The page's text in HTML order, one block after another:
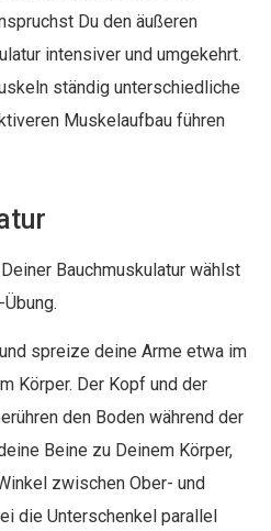
Du den äußeren
intensiver und umgekehrt.
ständig unterschiedliche
Muskelaufbau führen
Bauchmuskulatur wählst
spreize deine Arme etwa im
Körper. Der Kopf und der
den Boden während der
Beine zu Deinem Körper,
zwischen Ober- und
die Unterschenkel parallel